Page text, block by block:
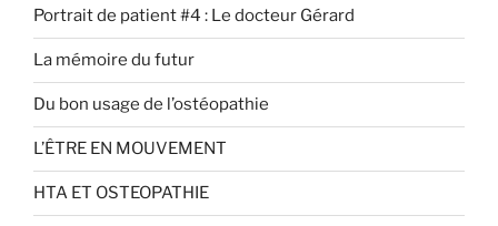
Portrait de patient #4 : Le docteur Gérard
La mémoire du futur
Du bon usage de l’ostéopathie
L’ÊTRE EN MOUVEMENT
HTA ET OSTEOPATHIE